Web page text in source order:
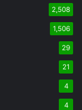
2,508
1,506
29
21
4
4